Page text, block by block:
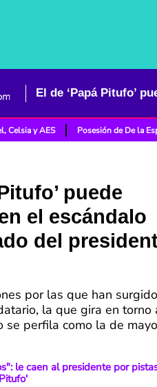
Celsia y AES Posesión de De la
puede
el escándalo
del
por las que han surgido
la que gira en torno
se perfila como la de
le caen al presidente por